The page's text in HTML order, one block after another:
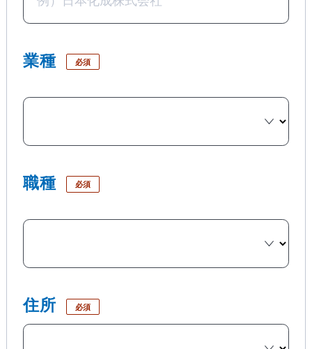
業種 必須
職種 必須
住所 必須